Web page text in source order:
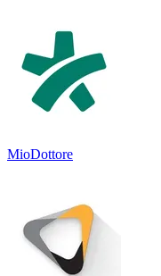
MioDottore